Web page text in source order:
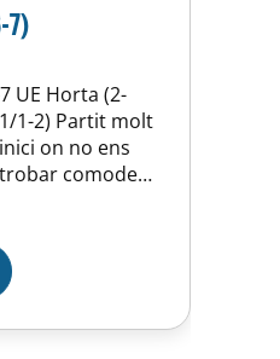
7)
UE Horta (2-
1-2) Partit molt
on no ens
comodes
i seriosa ens
el partit fins
anat arribant